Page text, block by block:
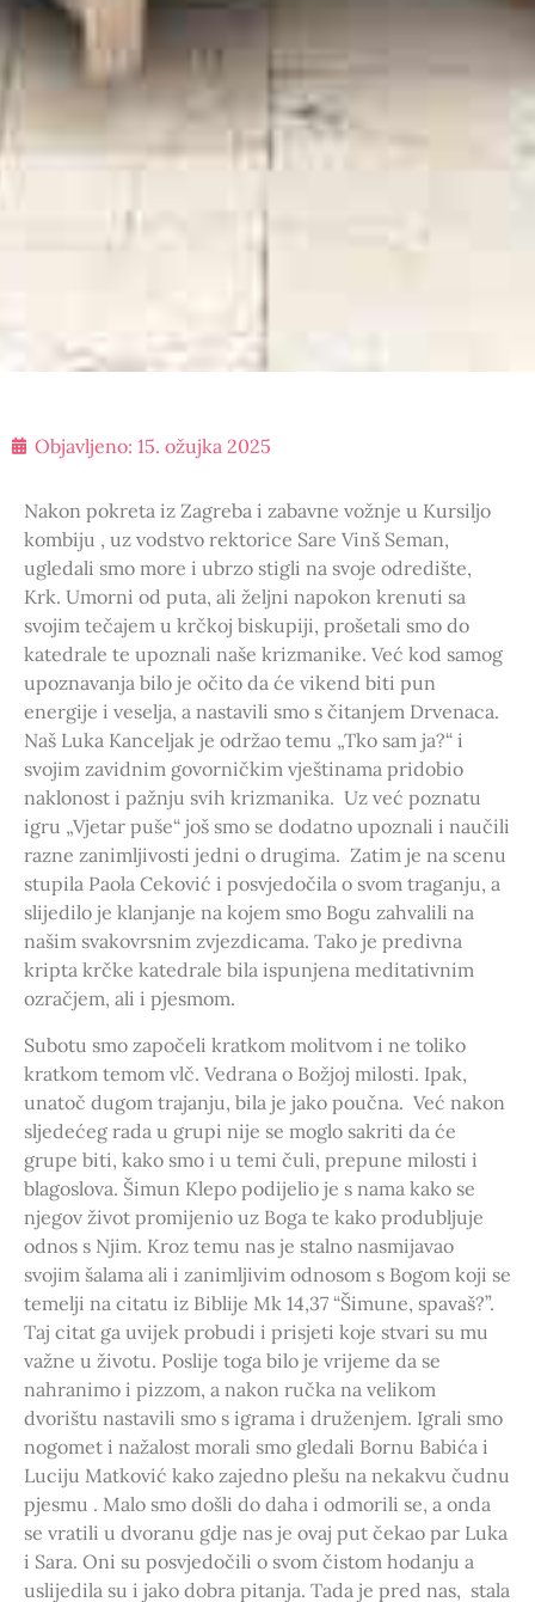
Objavljeno: 15. ožujka 2025
Nakon pokreta iz Zagreba i zabavne vožnje u Kursiljo
kombiju , uz vodstvo rektorice Sare Vinš Seman,
ugledali smo more i ubrzo stigli na svoje odredište,
Krk. Umorni od puta, ali željni napokon krenuti sa
svojim tečajem u krčkoj biskupiji, prošetali smo do
katedrale te upoznali naše krizmanike. Već kod samog
upoznavanja bilo je očito da će vikend biti pun
energije i veselja, a nastavili smo s čitanjem Drvenaca.
Naš Luka Kanceljak je održao temu „Tko sam ja?“ i
svojim zavidnim govorničkim vještinama pridobio
naklonost i pažnju svih krizmanika. Uz već poznatu
igru „Vjetar puše“ još smo se dodatno upoznali i naučili
razne zanimljivosti jedni o drugima. Zatim je na scenu
stupila Paola Ceković i posvjedočila o svom traganju, a
slijedilo je klanjanje na kojem smo Bogu zahvalili na
našim svakovrsnim zvjezdicama. Tako je predivna
kripta krčke katedrale bila ispunjena meditativnim
ozračjem, ali i pjesmom.
Subotu smo započeli kratkom molitvom i ne toliko
kratkom temom vlč. Vedrana o Božjoj milosti. Ipak,
unatoč dugom trajanju, bila je jako poučna. Već nakon
sljedećeg rada u grupi nije se moglo sakriti da će
grupe biti, kako smo i u temi čuli, prepune milosti i
blagoslova. Šimun Klepo podijelio je s nama kako se
njegov život promijenio uz Boga te kako produbljuje
odnos s Njim. Kroz temu nas je stalno nasmijavao
svojim šalama ali i zanimljivim odnosom s Bogom koji se
temelji na citatu iz Biblije Mk 14,37 “Šimune, spavaš?”.
Taj citat ga uvijek probudi i prisjeti koje stvari su mu
važne u životu. Poslije toga bilo je vrijeme da se
nahranimo i pizzom, a nakon ručka na velikom
dvorištu nastavili smo s igrama i druženjem. Igrali smo
nogomet i nažalost morali smo gledali Bornu Babića i
Luciju Matković kako zajedno plešu na nekakvu čudnu
pjesmu . Malo smo došli do daha i odmorili se, a onda
se vratili u dvoranu gdje nas je ovaj put čekao par Luka
i Sara. Oni su posvjedočili o svom čistom hodanju a
uslijedila su i jako dobra pitanja. Tada je pred nas, stala